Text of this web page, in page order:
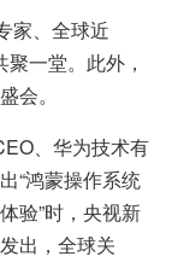
家、全球近
一堂。此外，
会。
、华为技术有
“鸿蒙操作系统
验”时，央视新
出，全球关